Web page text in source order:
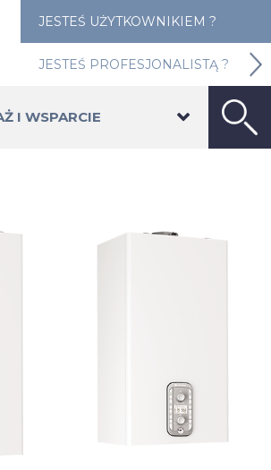
JESTEŚ UŻYTKOWNIKIEM ?
JESTEŚ PROFESJONALISTĄ ?
I WSPARCIE